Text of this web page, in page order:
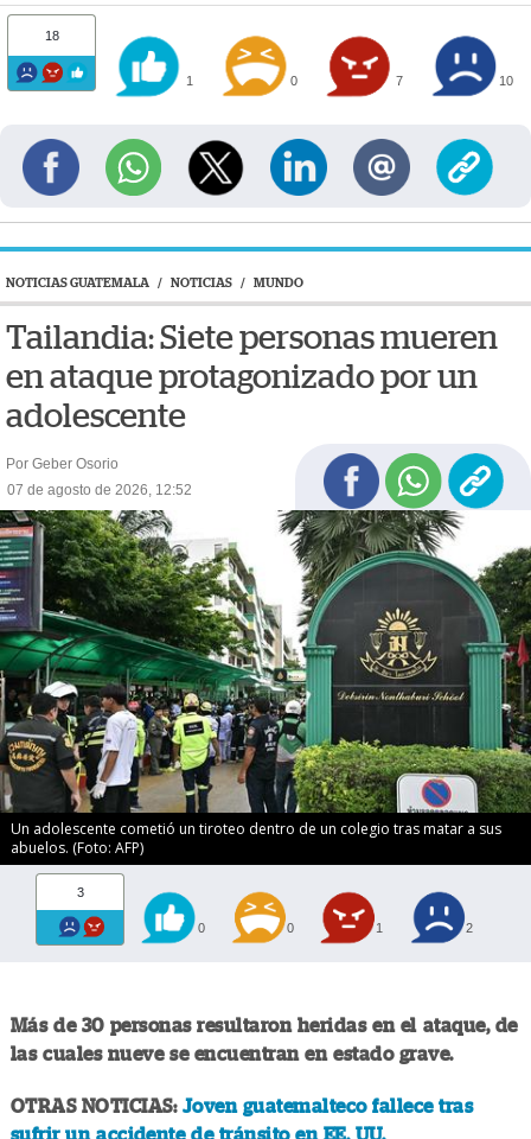
18
1 0 7 10
NOTICIAS GUATEMALA / NOTICIAS / MUNDO
Tailandia: Siete personas mueren
en ataque protagonizado por un
adolescente
Por Geber Osorio
07 de agosto de 2026, 12:52
Un adolescente cometió un tiroteo dentro de un colegio tras matar a sus
abuelos. (Foto: AFP)
3
0 0 1 2
Más de 30 personas resultaron heridas en el ataque, de
las cuales nueve se encuentran en estado grave.
OTRAS NOTICIAS: Joven guatemalteco fallece tras